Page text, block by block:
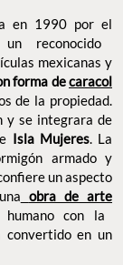
en 1990 por el
reconocido
mexicanas y
forma decaracol
de la propiedad.
y se integrara de
Isla Mujeres. La
armado y
un aspecto
obra de arte
con la
en un